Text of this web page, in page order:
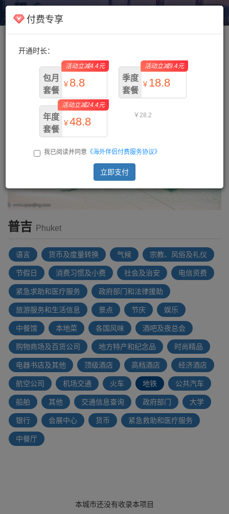
海外伴侣
付费专享
开通时长：
包月
套餐
￥ 8.8
￥13.2
活动立减4.4元
季度
套餐
￥ 18.8
￥28.2
活动立减9.4元
年度
套餐
￥48.8
￥73.2
活动立减24.4元
我已阅读并同意 《海外伴侣付费服务协议》
立即支付
主页/泰国/ 普吉
普吉 Phuket
语言 货币及度量转换 气候 宗教、风俗及礼仪
节假日 消费习惯及小费 社会及治安 电信资费
紧急求助和医疗服务 政府部门和法律援助
旅游服务和生活信息 景点 节庆 娱乐
中餐馆 本地菜 各国风味 酒吧及夜总会
购物商场及百货公司 地方特产和纪念品 时尚精品
电器书店及其他 顶级酒店 高档酒店 经济酒店
航空公司 机场交通 火车 地铁 公共汽车
船舶 其他 交通信息查询 政府部门 大学
银行 会展中心 货币 紧急救助和医疗服务
中餐厅
本城市还没有收录本项目